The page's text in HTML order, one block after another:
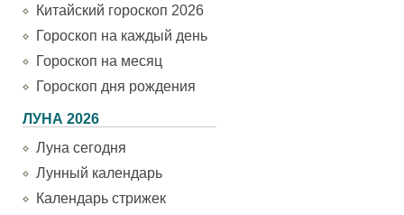
Китайский гороскоп 2026
Гороскоп на каждый день
Гороскоп на месяц
Гороскоп дня рождения
ЛУНА 2026
Луна сегодня
Лунный календарь
Календарь стрижек